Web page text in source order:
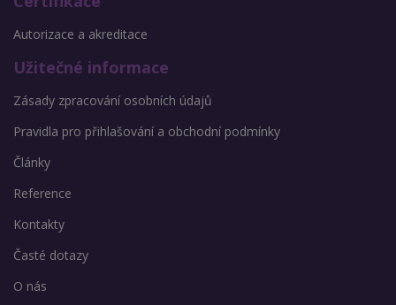
Autorizace a akreditace
Užitečné informace
Zásady zpracování osobních údajů
Pravidla pro přihlašování a obchodní podmínky
Články
Reference
Kontakty
Časté dotazy
O nás